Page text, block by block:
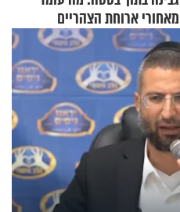
מאחורי ארוחת הצהריים
שכבשה את הרשת?